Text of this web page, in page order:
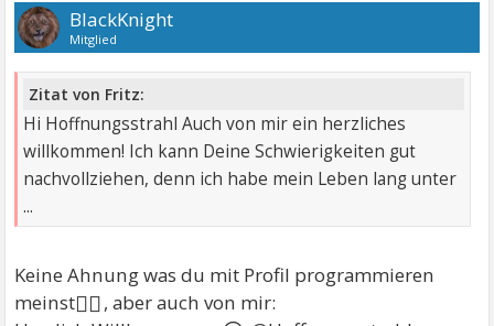
BlackKnight
Mitglied
Zitat von Fritz:
Hi Hoffnungsstrahl Auch von mir ein herzliches
willkommen! Ich kann Deine Schwierigkeiten gut
nachvollziehen, denn ich habe mein Leben lang unter
...
Keine Ahnung was du mit Profil programmieren
meinst🤷‍♂, aber auch von mir: